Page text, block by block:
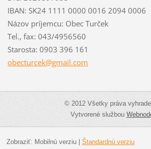
IBAN: SK24 1111 0000 0016 2094 0006
Názov príjemcu: Obec Turček
Tel., fax: 043/4956560
Starosta: 0903 396 161
obecturcek@gmail.com
© 2012 Všetky práva
Vytvorené službou
Zobraziť: Mobilnú verziu| Štandardnú verziu